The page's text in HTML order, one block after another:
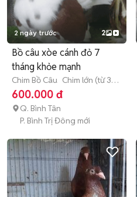
2 ngày trước 2
Bồ câu xòe cánh đỏ 7
tháng khỏe mạnh
Chim Bồ Câu Chim lớn (từ 3
tháng tuổi)
600.000 đ
Q. Bình Tân
P. Bình Trị Đông mới